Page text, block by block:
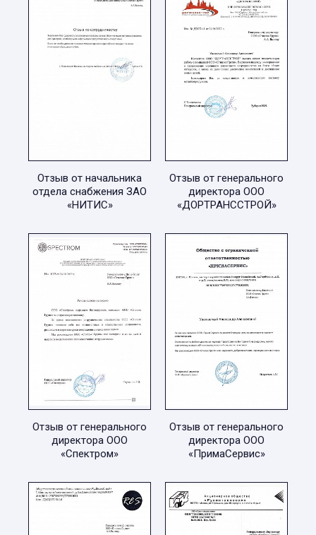
Отзыв от начальника
отдела снабжения ЗАО
«НИТИС»
Отзыв от генерального
директора ООО
«ДОРТРАНССТРОЙ»
Отзыв от генерального
директора ООО
«Спектром»
Отзыв от генерального
директора ООО
«ПримаСервис»